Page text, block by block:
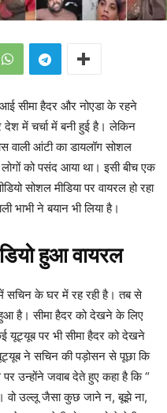
सीमा हैदर और नोएडा के रहने
देश में चर्चा में बनी हुई है। लेकिन
वाली आंटी का डायलॉग सोशल
को पसंद आया था। इसी बीच एक
सोशल मीडिया पर वायरल हो रहा
भाभी ने बयान भी लिया है।
हुआ वायरल
सचिन के घर में रह रही है। तब से
हुआ है। सीमा हैदर को देखने के लिए
यूट्यूब पर भी सीमा हैदर को देखने
ने सचिन की पड़ोसन से पूछा कि
उन्होंने जवाब देते हुए कहा है कि “
वो उल्लू जैसा कुछ जाने न, बूझे ना,